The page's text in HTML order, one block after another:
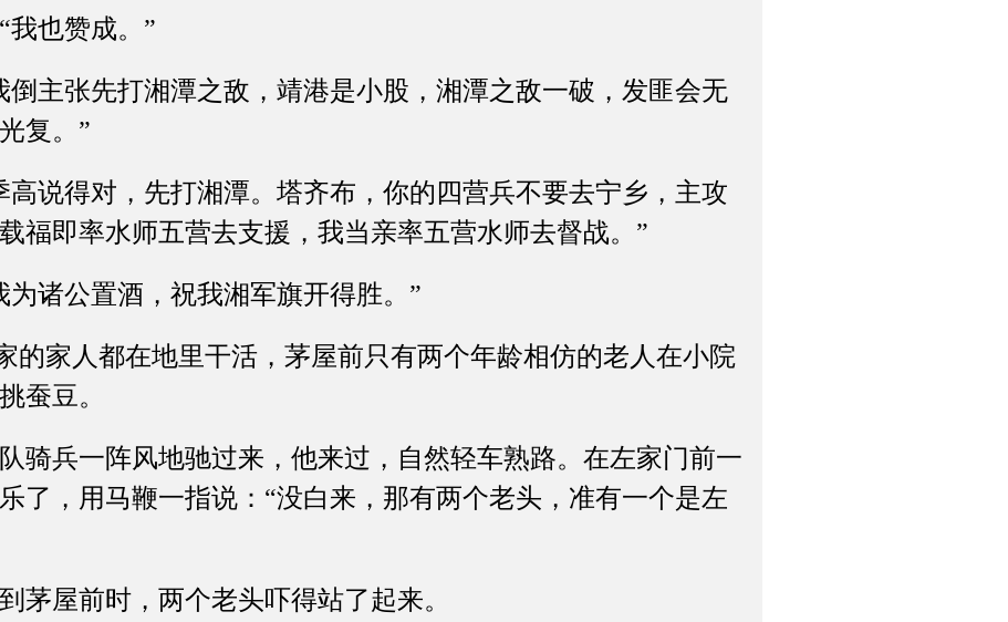
也赞成。”
张先打湘潭之敌，靖港是小股，湘潭之敌一破，发匪会无
复。”
得对，先打湘潭。塔齐布，你的四营兵不要去宁乡，主攻
福即率水师五营去支援，我当亲率五营水师去督战。”
诸公置酒，祝我湘军旗开得胜。”
家人都在地里干活，茅屋前只有两个年龄相仿的老人在小院
蚕豆。
兵一阵风地驰过来，他来过，自然轻车熟路。在左家门前一
了，用马鞭一指说：“没白来，那有两个老头，准有一个是左
屋前时，两个老头吓得站了起来。